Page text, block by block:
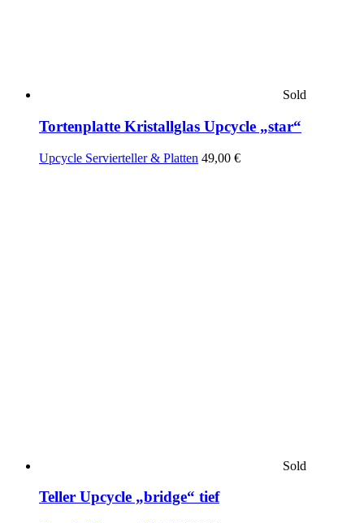
Sold
Tortenplatte Kristallglas Upcycle „star“
Upcycle Servierteller & Platten 49,00 €
Sold
Teller Upcycle „bridge“ tief